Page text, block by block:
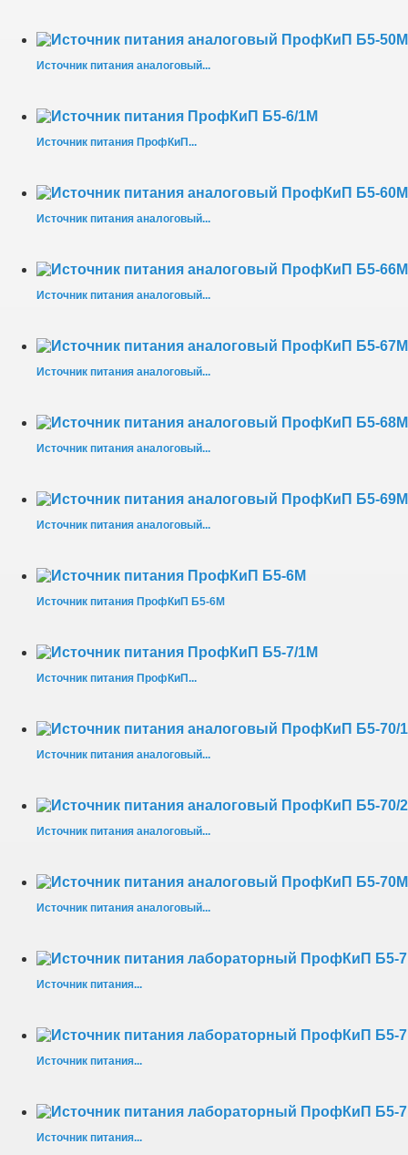
Источник питания аналоговый...
Источник питания ПрофКиП...
Источник питания аналоговый...
Источник питания аналоговый...
Источник питания аналоговый...
Источник питания аналоговый...
Источник питания аналоговый...
Источник питания ПрофКиП Б5-6М
Источник питания ПрофКиП...
Источник питания аналоговый...
Источник питания аналоговый...
Источник питания аналоговый...
Источник питания...
Источник питания...
Источник питания...